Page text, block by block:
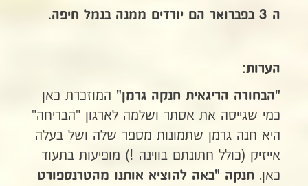
ה 3 בפברואר הם יורדים ממנה בנמל חיפה.
הערות:
"הבחורה הריגאית חנקה גרמן" המוזכרת כאן
כמי שגייסה את אסתר ושלמה לארגון "הבריחה"
היא חנה גרמן שתמונות מספר שלה ושל בעלה
אייזיק (כולל חתונתם בווינה !) מופיעות בתעוד
כאן. חנקה "באה להוציא אותנו מהטרנספורט